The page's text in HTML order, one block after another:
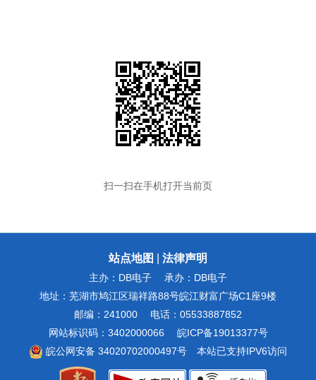
扫一扫在手机打开当前页
站点地图 法律声明
主办：DB电子
承办：DB电子
地址：芜湖市鸠江区瑞祥路88号皖江财富广场C1座9楼
邮编：241000
电话：05533887852
网站标识码：3402000066
皖ICP备19013377号
皖公网安备 34020702000497号
本站已支持IPV6访问